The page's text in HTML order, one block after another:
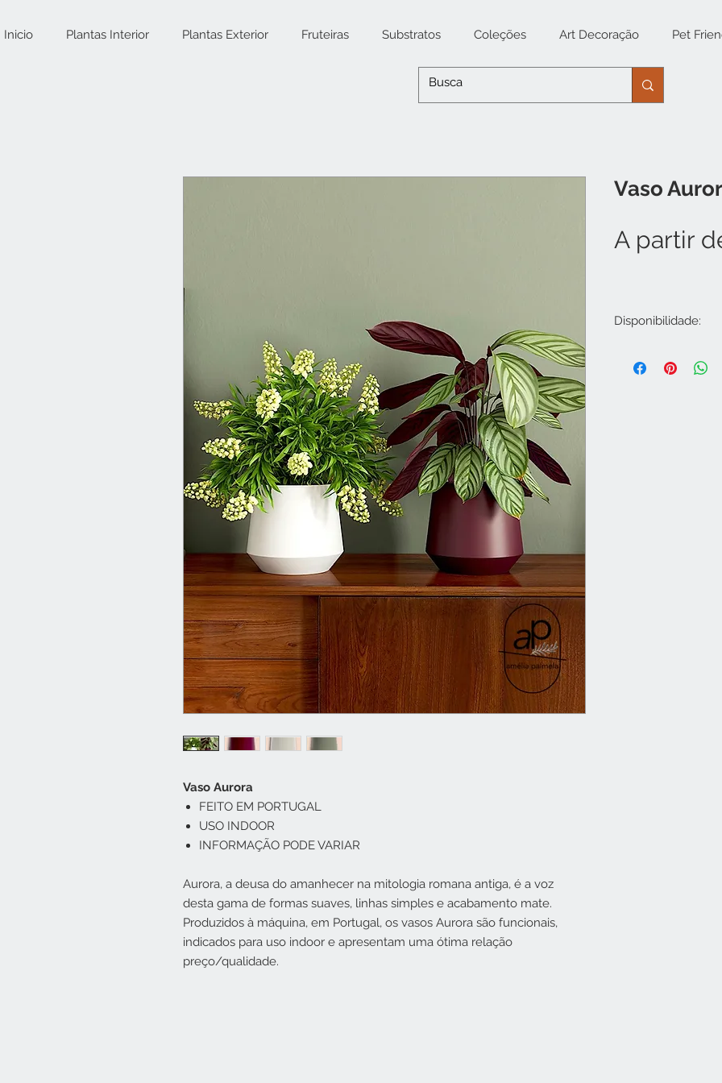
Inicio Plantas Interior Plantas Exterior Fruteiras Substratos Coleções Art Decoração Pet
Vaso Aurora
FEITO EM PORTUGAL
USO INDOOR
INFORMAÇÃO PODE VARIAR
Aurora, a deusa do amanhecer na mitologia romana antiga, é a voz
desta gama de formas suaves, linhas simples e acabamento mate.
Produzidos à máquina, em Portugal, os vasos Aurora são funcionais,
indicados para uso indoor e apresentam uma ótima relação
preço/qualidade.
Vaso
A partir
Disponibilidade:
Ø 14,3CM X H